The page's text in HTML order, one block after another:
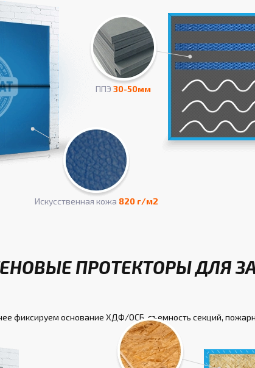
Искусcтвенная кожа 820 г/м2
ППЭ 30-50мм
ПРОТЕКТОРЫ ДЛЯ
фиксируем основание ХДФ/ОСБ, съемность секций,